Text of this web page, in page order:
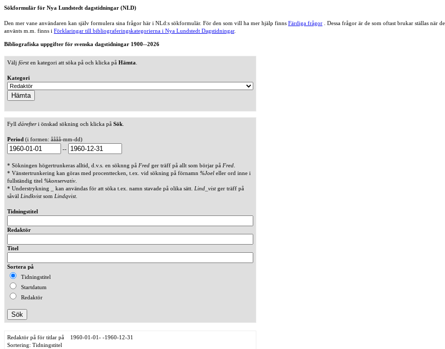
Sökformulär för Nya Lundstedt dagstidningar (NLD)
Den mer vane användaren kan själv formulera sina frågor här i NLd:s sökformulär. För den som vill ha mer hjälp finns Färdiga frågor . Dessa frågor är de som oftast brukar ställas
använts m.m. finns i Förklaringar till bibliograferingskategorierna i Nya Lundstedt Dagstidningar.
Bibliografiska uppgifter för svenska dagstidningar 1900--2026
Välj försten kategori att söka på och klicka på Hämta
Kategori
Fyll därefteri önskad sökning och klicka på Sök
Period (i formen: åååå-mm-dd)
--
* Sökningen högertrunkeras alltid, d.v.s. en söknng på Fred ger träff på allt som börjar på Fred
* Vänstertrunkering kan göras med procenttecken, t.ex. vid sökning på förnamn %Joel eller ord inne i
fullständig titel %konservativ
* Understrykning _ kan användas för att söka t.ex. namn stavade på olika sätt. Lind_vistger träff på
såväl Lindkvistsom Lindqvist.
Tidningstitel
Redaktör
Titel
Sortera på
Tidningstitel
Startdatum
Redaktör
Redaktör på för titlar på 1960-01-01- -1960-12-31
Sortering: Tidningstitel